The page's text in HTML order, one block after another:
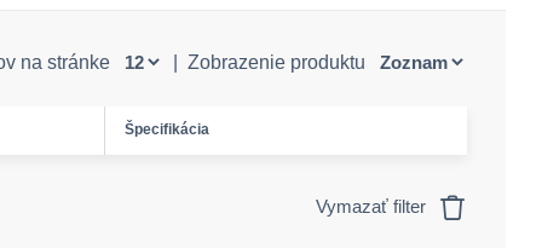
na stránke Zobrazenie produktu
Špecifikácia
Vymazať filter